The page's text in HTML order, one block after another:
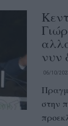
νυν
06/10/
στην